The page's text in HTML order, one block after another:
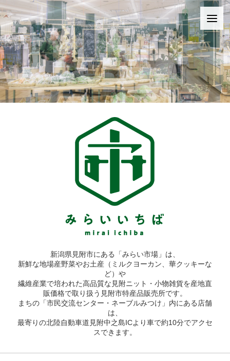
新潟県見附市にある「みらい市場」は、
新鮮な地場産野菜やお土産（ミルクヨーカン、華クッキーな
ど）や
繊維産業で培われた高品質な見附ニット・小物雑貨を産地直
販価格で取り扱う見附市特産品販売所です。
まちの「市民交流センター・ネーブルみつけ」内にある店舗
は、
最寄りの北陸自動車道見附中之島ICより車で約10分でアクセ
スできます。